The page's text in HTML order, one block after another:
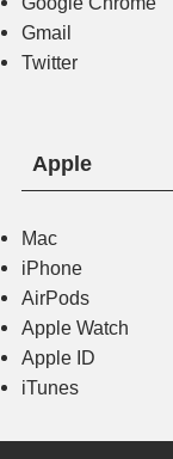
Gmail
Twitter
Apple
Mac
iPhone
AirPods
Apple Watch
Apple ID
iTunes